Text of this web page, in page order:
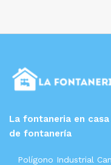
La fontaneria en
de fontanería
Polígono Industrial